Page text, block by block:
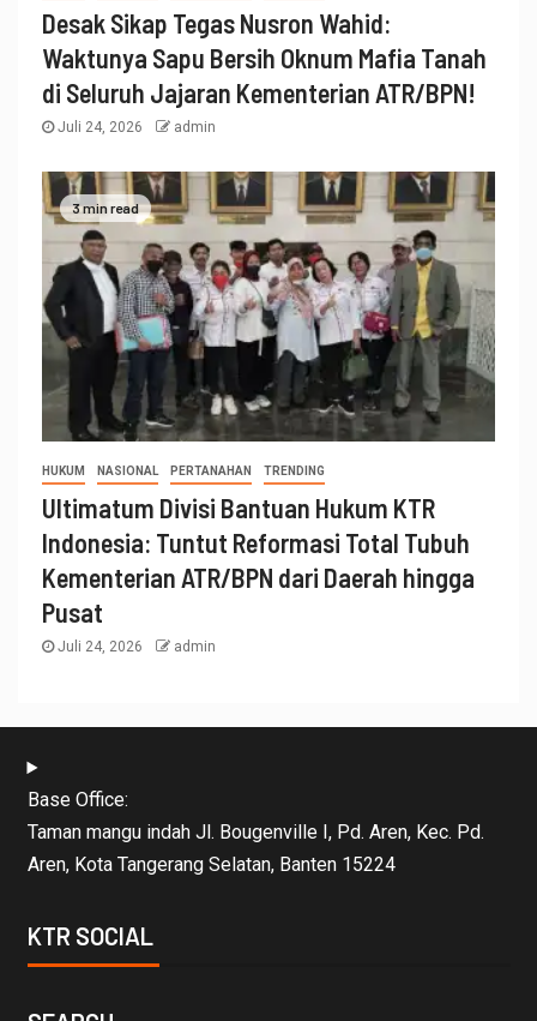
Desak Sikap Tegas Nusron Wahid:
Waktunya Sapu Bersih Oknum Mafia Tanah
di Seluruh Jajaran Kementerian ATR/BPN!
Juli 24, 2026 admin
3 min read
HUKUM NASIONAL PERTANAHAN TRENDING
Ultimatum Divisi Bantuan Hukum KTR
Indonesia: Tuntut Reformasi Total Tubuh
Kementerian ATR/BPN dari Daerah hingga
Pusat
Juli 24, 2026 admin
Base Office:
Taman mangu indah Jl. Bougenville I, Pd. Aren, Kec. Pd.
Aren, Kota Tangerang Selatan, Banten 15224
KTR SOCIAL